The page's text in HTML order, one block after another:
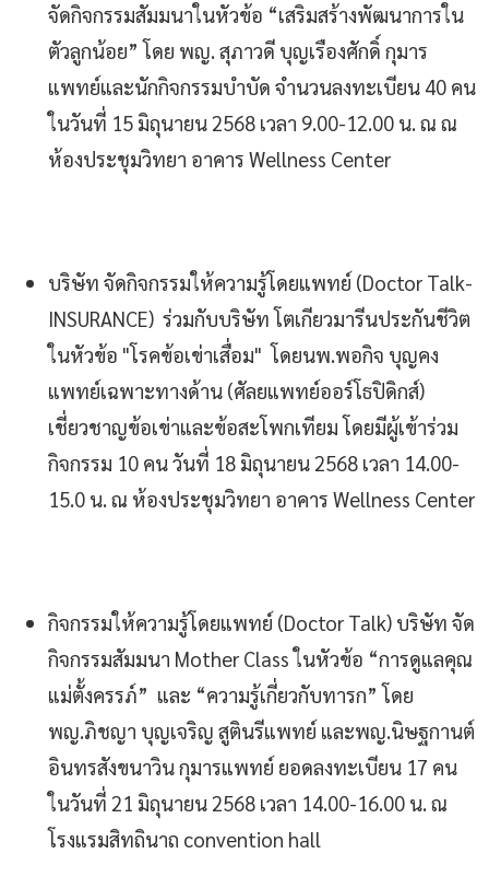
จัดกิจกรรมสัมมนาในหัวข้อ “เสริมสร้างพัฒนาการใน
ตัวลูกน้อย” โดย พญ. สุภาวดี บุญเรืองศักดิ์ กุมาร
แพทย์และนักกิจกรรมบำบัด จำนวนลงทะเบียน 40 คน
ในวันที่ 15 มิถุนายน 2568 เวลา 9.00-12.00 น. ณ ณ
ห้องประชุมวิทยา อาคาร Wellness Center
บริษัท จัดกิจกรรมให้ความรู้โดยแพทย์ (Doctor Talk-
INSURANCE) ร่วมกับบริษัท โตเกียวมารีนประกันชีวิต
ในหัวข้อ "โรคข้อเข่าเสื่อม" โดยนพ.พอกิจ บุญคง
แพทย์เฉพาะทางด้าน (ศัลยแพทย์ออร์โธปิดิกส์)
เชี่ยวชาญข้อเข่าและข้อสะโพกเทียม โดยมีผู้เข้าร่วม
กิจกรรม 10 คน วันที่ 18 มิถุนายน 2568 เวลา 14.00-
15.0 น. ณ ห้องประชุมวิทยา อาคาร Wellness Center
กิจกรรมให้ความรู้โดยแพทย์ (Doctor Talk) บริษัท จัด
กิจกรรมสัมมนา Mother Class ในหัวข้อ “การดูแลคุณ
แม่ตั้งครรภ์” และ “ความรู้เกี่ยวกับทารก” โดย
พญ.ภิชญา บุญเจริญ สูตินรีแพทย์ และพญ.นิษฐกานต์
อินทรสังขนาวิน กุมารแพทย์ ยอดลงทะเบียน 17 คน
ในวันที่ 21 มิถุนายน 2568 เวลา 14.00-16.00 น. ณ
โรงแรมสิทถินาถ convention hall